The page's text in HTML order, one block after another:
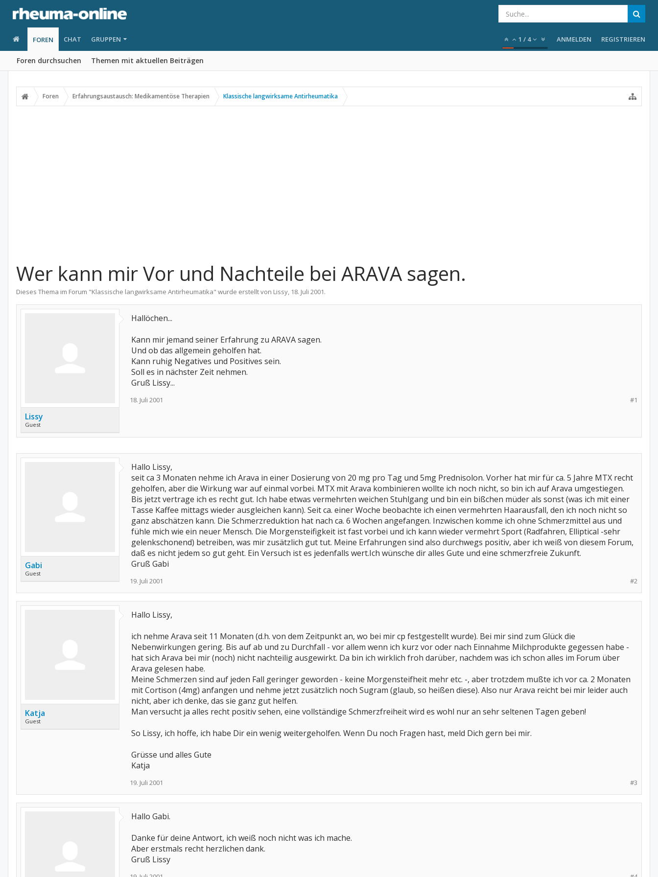
FOREN
Foren durchsuchen Themen mit aktuellen Beiträgen
CHAT GRUPPEN 1 / 4 ANMELDEN REGISTRIEREN
Foren Erfahrungsaustausch: Medikamentöse Therapien Klassische langwirksame Antirheumatika
Wer kann mir Vor und Nachteile bei ARAVA sagen.
Dieses Thema im Forum "Klassische langwirksame Antirheumatika" wurde erstellt von Lissy, 18. Juli 2001.
Lissy
Guest
Hallöchen...
Kann mir jemand seiner Erfahrung zu ARAVA sagen.
Und ob das allgemein geholfen hat.
Kann ruhig Negatives und Positives sein.
Soll es in nächster Zeit nehmen.
Gruß Lissy...
#1
18. Juli 2001
Gabi
Guest
Hallo Lissy,
seit ca 3 Monaten nehme ich Arava in einer Dosierung von 20 mg pro Tag und 5mg Prednisolon. Vorher hat mir für ca. 5 Jahre MTX recht
geholfen, aber die Wirkung war auf einmal vorbei. MTX mit Arava kombinieren wollte ich noch nicht, so bin ich auf Arava umgestiegen.
Bis jetzt vertrage ich es recht gut. Ich habe etwas vermehrten weichen Stuhlgang und bin ein bißchen müder als sonst (was ich mit einer
Tasse Kaffee mittags wieder ausgleichen kann). Seit ca. einer Woche beobachte ich einen vermehrten Haarausfall, den ich noch nicht so
ganz abschätzen kann. Die Schmerzreduktion hat nach ca. 6 Wochen angefangen. Inzwischen komme ich ohne Schmerzmittel aus und
fühle mich wie ein neuer Mensch. Die Morgensteifigkeit ist fast vorbei und ich kann wieder vermehrt Sport (Radfahren, Elliptical -sehr
gelenkschonend) betreiben, was mir zusätzlich gut tut. Meine Erfahrungen sind also durchwegs positiv, aber ich weiß von diesem Forum,
daß es nicht jedem so gut geht. Ein Versuch ist es jedenfalls wert.Ich wünsche dir alles Gute und eine schmerzfreie Zukunft.
Gruß Gabi
#2
19. Juli 2001
Katja
Guest
Hallo Lissy,
ich nehme Arava seit 11 Monaten (d.h. von dem Zeitpunkt an, wo bei mir cp festgestellt wurde). Bei mir sind zum Glück die
Nebenwirkungen gering. Bis auf ab und zu Durchfall - vor allem wenn ich kurz vor oder nach Einnahme Milchprodukte gegessen habe -
hat sich Arava bei mir (noch) nicht nachteilig ausgewirkt. Da bin ich wirklich froh darüber, nachdem was ich schon alles im Forum über
Arava gelesen habe.
Meine Schmerzen sind auf jeden Fall geringer geworden - keine Morgensteifheit mehr etc. -, aber trotzdem mußte ich vor ca. 2 Monaten
mit Cortison (4mg) anfangen und nehme jetzt zusätzlich noch Sugram (glaub, so heißen diese). Also nur Arava reicht bei mir leider auch
nicht, aber ich denke, das sie ganz gut helfen.
Man versucht ja alles recht positiv sehen, eine vollständige Schmerzfreiheit wird es wohl nur an sehr seltenen Tagen geben!
So Lissy, ich hoffe, ich habe Dir ein wenig weitergeholfen. Wenn Du noch Fragen hast, meld Dich gern bei mir.
Grüsse und alles Gute
Katja
#3
19. Juli 2001
Hallo Gabi.
Danke für deine Antwort, ich weiß noch nicht was ich mache.
Aber erstmals recht herzlichen dank.
Gruß Lissy